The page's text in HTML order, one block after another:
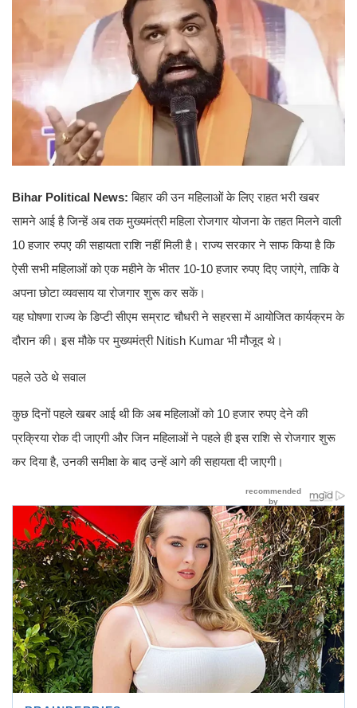
Bihar Political News:बिहार की उन महिलाओं के लिए राहत भरी खबर
सामने आई है जिन्हें अब तक मुख्यमंत्री महिला रोजगार योजना के तहत मिलने वाली
10 हजार रुपए की सहायता राशि नहीं मिली है। राज्य सरकार ने साफ किया है कि
ऐसी सभी महिलाओं को एक महीने के भीतर 10-10 हजार रुपए दिए जाएंगे, ताकि वे
अपना छोटा व्यवसाय या रोजगार शुरू कर सकें।
यह घोषणा राज्य के डिप्टी सीएम सम्राट चौधरी ने सहरसा में आयोजित कार्यक्रम के
दौरान की। इस मौके पर मुख्यमंत्री Nitish Kumar भी मौजूद थे।
पहले उठे थे सवाल
कुछ दिनों पहले खबर आई थी कि अब महिलाओं को 10 हजार रुपए देने की
प्रक्रिया रोक दी जाएगी और जिन महिलाओं ने पहले ही इस राशि से रोजगार शुरू
कर दिया है, उनकी समीक्षा के बाद उन्हें आगे की सहायता दी जाएगी।